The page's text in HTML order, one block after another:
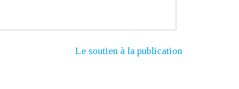
Le soutien à la publication